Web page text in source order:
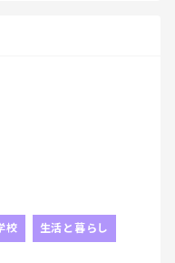
通り、
校 生活と暮らし